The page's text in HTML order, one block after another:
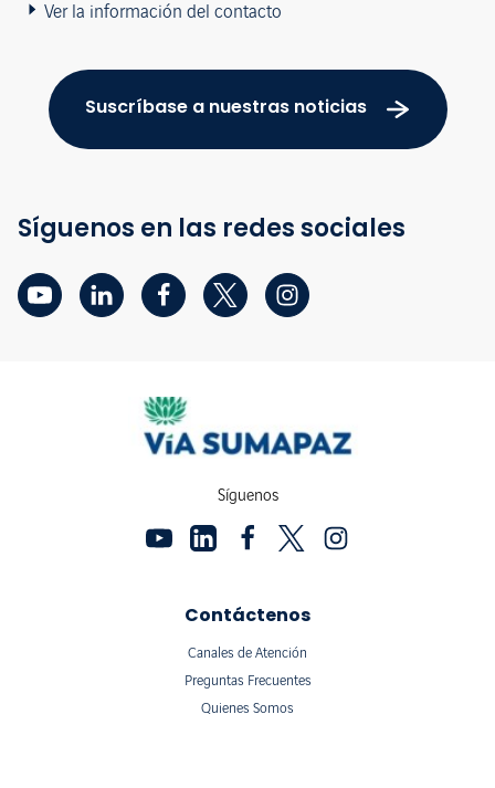
Ver la información del contacto
Suscríbase a nuestras noticias
Síguenos en las redes sociales
Síguenos
Contáctenos
Canales de Atención
Preguntas Frecuentes
Quienes Somos